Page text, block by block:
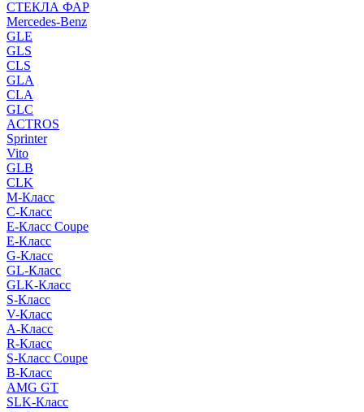
СТЕКЛА ФАР
Mercedes-Benz
GLE
GLS
CLS
GLA
CLA
GLC
ACTROS
Sprinter
Vito
GLB
CLK
M-Класс
C-Класс
E-Класс Coupe
E-Класс
G-Класс
GL-Класс
GLK-Класс
S-Класс
V-Класс
A-Класс
R-Класс
S-Класс Сoupe
B-Класс
AMG GT
SLK-Класс